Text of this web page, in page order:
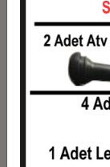
11
Taksit